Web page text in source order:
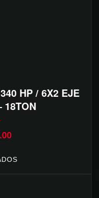
HP / 6X2 EJE
18TON